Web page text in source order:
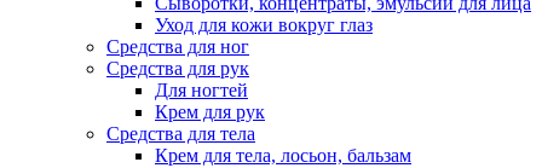
Уход для кожи вокруг глаз
Средства для ног
Средства для рук
Для ногтей
Крем для рук
Средства для тела
Крем для тела, лосьон, бальзам